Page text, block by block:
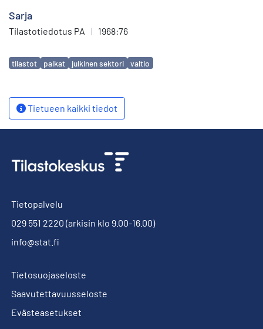
Sarja
Tilastotiedotus PA | 1968:76
Avainsanat
tilastot palkat julkinen sektori valtio
Tietueen kaikki tiedot
Tietopalvelu
029 551 2220 (arkisin klo 9.00-16.00)
info@stat.fi
Tietosuojaseloste
Saavutettavuusseloste
Evästeasetukset